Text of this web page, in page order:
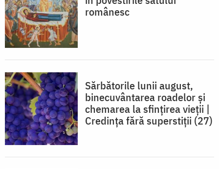
românesc
Sărbătorile lunii august,
binecuvântarea roadelor și
chemarea la sfințirea vieții |
Credința fără superstiții (27)